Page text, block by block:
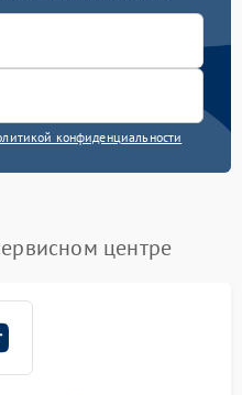
конфиденциальности
центре